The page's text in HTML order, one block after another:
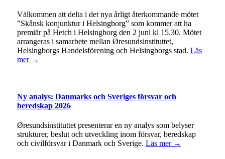
Välkommen att delta i det nya årligt återkommande mötet
”Skånsk konjunktur i Helsingborg” som kommer att ha
premiär på Hetch i Helsingborg den 2 juni kl 15.30. Mötet
arrangeras i samarbete mellan Øresundsinstituttet,
Helsingborgs Handelsförening och Helsingborgs stad. Läs
mer →
Ny analys: Danmarks och Sveriges försvar och
beredskap 2026
Øresundsinstituttet presenterar en ny analys som belyser
strukturer, beslut och utveckling inom försvar, beredskap
och civilförsvar i Danmark och Sverige. Läs mer →